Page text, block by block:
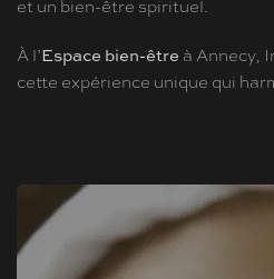
et un bien-être spirituel.
À l’Espace bien-être à Annecy,
cette expérience unique qui